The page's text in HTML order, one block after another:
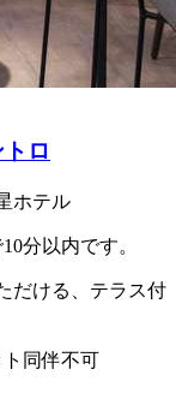
ロ
ホテル
分以内です。
だける、テラス付
同伴不可